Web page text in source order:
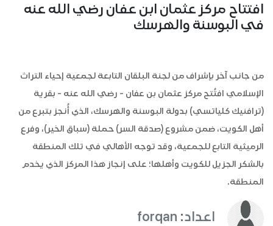
افتتاح مركز عثمان ابن عفان رضي الله عنه
في البوسنة والهرسك
من جانب آخر بإشراف من لجنة البلقان التابعة لجمعية إحياء التراث
الإسلامي افتُتح مركز عثمان بن عفان - رضي الله عنه - بقرية
(ترافنيك كلياتسي) بدولة البوسنة والهرسك، الذي أُنجز بتبرع من
أهل الكويت، ضمن مشروع (صدقة السر) حملة (سباق الخير)، وفرع
الرميثية التابع للجمعية، وقد توجه الأهالي في تلك المنطقة
بالشكر الجزيل للكويت وأهلها؛ على إنجاز هذا المركز الذي يخدم
المنطقة.
اعداد: forqan